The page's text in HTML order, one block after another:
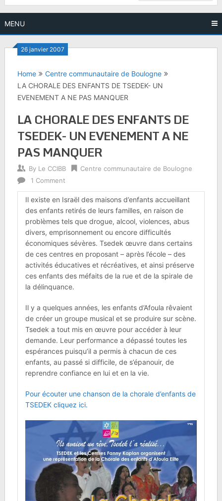
MENU
26 janvier 2007
Home
Centre communautaire de Boulogne
LA CHORALE DES ENFANTS DE TSEDEK- UN
EVENEMENT A NE PAS MANQUER
LA CHORALE DES ENFANTS DE
TSEDEK- UN EVENEMENT A NE
PAS MANQUER
By Le CCIBB
Centre communautaire de Boulogne
1 Comment
Il existe en Israël des maisons d’enfants accueillant
des enfants retirés de leurs familles, en raison de
problèmes tels que drogue, alcool, violences, abus
divers, emprisonnement ou encore difficultés
économiques sévères. Tsedek œuvre dans certains
de ces centres en proposant – après l’école – des
activités éducatives et récréatives, et ainsi préserve
ces enfants des méfaits de la rue et de la spirale de
la délinquance.
Il y a quelques années, les enfants d’Afoula rêvaient
de créer un groupe musical et se produire sur scène.
Tsedek a tout mis en œuvre pour accéder à leur
demande. Leur performance a dépassé toutes les
espérances puisqu’il a permis à chacun de ces
enfants, au passé si difficile, de s’épanouir, de
reprendre confiance en lui et en la vie.
Pour écouter une chanson de la chorale d’enfants de
TSEDEK cliquez ici.